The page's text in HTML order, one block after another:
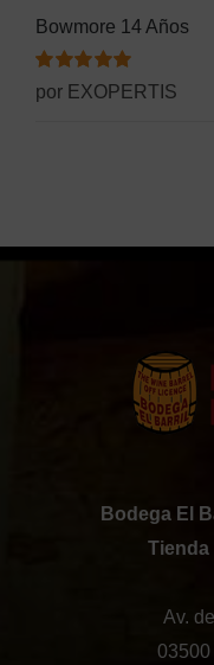
Bowmore 14 Años
Valorado
con
por EXOPERTIS
Bodega El
Tienda
Av.
03500